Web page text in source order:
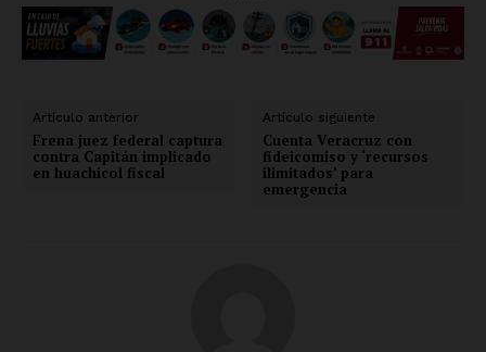
Artículo anterior
Frena juez federal captura
contra Capitán implicado
en huachicol fiscal
Artículo siguiente
Cuenta Veracruz con
fideicomiso y ‘recursos
ilimitados’ para
emergencia